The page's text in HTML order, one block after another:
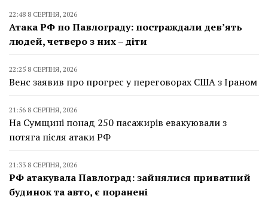
22:48 8 СЕРПНЯ, 2026
Атака РФ по Павлограду: постраждали дев’ять
людей, четверо з них – діти
22:25 8 СЕРПНЯ, 2026
Венс заявив про прогрес у переговорах США з Іраном
21:56 8 СЕРПНЯ, 2026
На Сумщині понад 250 пасажирів евакуювали з
потяга після атаки РФ
21:33 8 СЕРПНЯ, 2026
РФ атакувала Павлоград: зайнялися приватний
будинок та авто, є поранені